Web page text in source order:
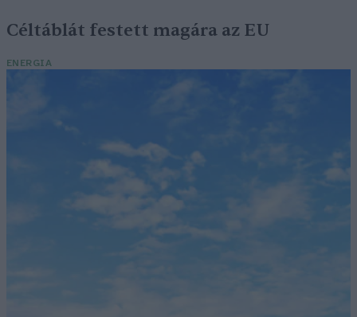
Céltáblát festett magára az EU
ENERGIA